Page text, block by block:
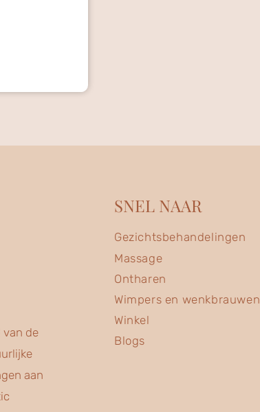
van de
aan
SNEL NAAR
Gezichtsbehandelingen
Massage
Ontharen
Wimpers en wenkbrauwen
Winkel
Blogs